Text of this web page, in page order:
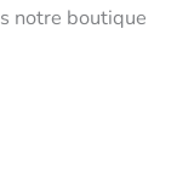
notre boutique